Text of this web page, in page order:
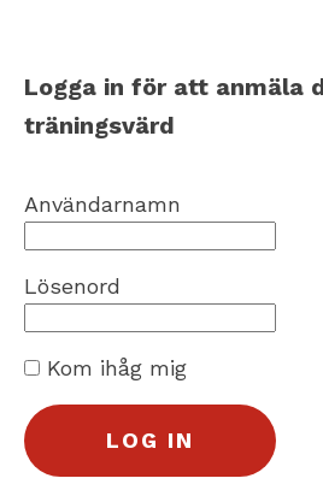
Logga in för att anmäla
träningsvärd
Användarnamn
Lösenord
Kom ihåg mig